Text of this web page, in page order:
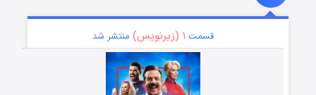
قسمت ۱ (زیرنویس) منتشر شد